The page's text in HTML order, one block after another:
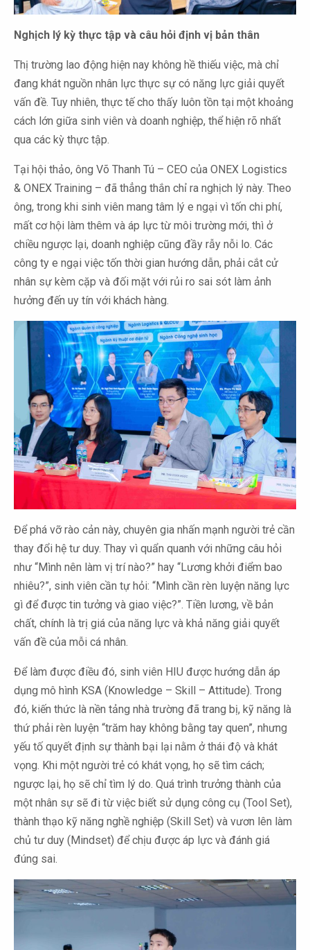
Nghịch lý kỳ thực tập và câu hỏi định vị bản thân
Thị trường lao động hiện nay không hề thiếu việc, mà chỉ
đang khát nguồn nhân lực thực sự có năng lực giải quyết
vấn đề. Tuy nhiên, thực tế cho thấy luôn tồn tại một khoảng
cách lớn giữa sinh viên và doanh nghiệp, thể hiện rõ nhất
qua các kỳ thực tập.
Tại hội thảo, ông Võ Thanh Tú – CEO của ONEX Logistics
& ONEX Training – đã thẳng thắn chỉ ra nghịch lý này. Theo
ông, trong khi sinh viên mang tâm lý e ngại vì tốn chi phí,
mất cơ hội làm thêm và áp lực từ môi trường mới, thì ở
chiều ngược lại, doanh nghiệp cũng đầy rẫy nỗi lo. Các
công ty e ngại việc tốn thời gian hướng dẫn, phải cắt cử
nhân sự kèm cặp và đối mặt với rủi ro sai sót làm ảnh
hưởng đến uy tín với khách hàng.
Để phá vỡ rào cản này, chuyên gia nhấn mạnh người trẻ cần
thay đổi hệ tư duy. Thay vì quẩn quanh với những câu hỏi
như “Mình nên làm vị trí nào?” hay “Lương khởi điểm bao
nhiêu?”, sinh viên cần tự hỏi: “Mình cần rèn luyện năng lực
gì để được tin tưởng và giao việc?”. Tiền lương, về bản
chất, chính là trị giá của năng lực và khả năng giải quyết
vấn đề của mỗi cá nhân.
Để làm được điều đó, sinh viên HIU được hướng dẫn áp
dụng mô hình KSA (Knowledge – Skill – Attitude). Trong
đó, kiến thức là nền tảng nhà trường đã trang bị, kỹ năng là
thứ phải rèn luyện “trăm hay không bằng tay quen”, nhưng
yếu tố quyết định sự thành bại lại nằm ở thái độ và khát
vọng. Khi một người trẻ có khát vọng, họ sẽ tìm cách;
ngược lại, họ sẽ chỉ tìm lý do. Quá trình trưởng thành của
một nhân sự sẽ đi từ việc biết sử dụng công cụ (Tool Set),
thành thạo kỹ năng nghề nghiệp (Skill Set) và vươn lên làm
chủ tư duy (Mindset) để chịu được áp lực và đánh giá
đúng sai.